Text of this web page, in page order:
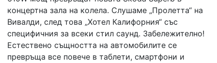
концертна зала на колела. Слушаме „Пролетта“ на
Вивалди, след това „Хотел Калифорния“ със
специфичния за всеки стил саунд. Забележително!
Естествено същността на автомобилите се
превръща все повече в таблети, смартфони и